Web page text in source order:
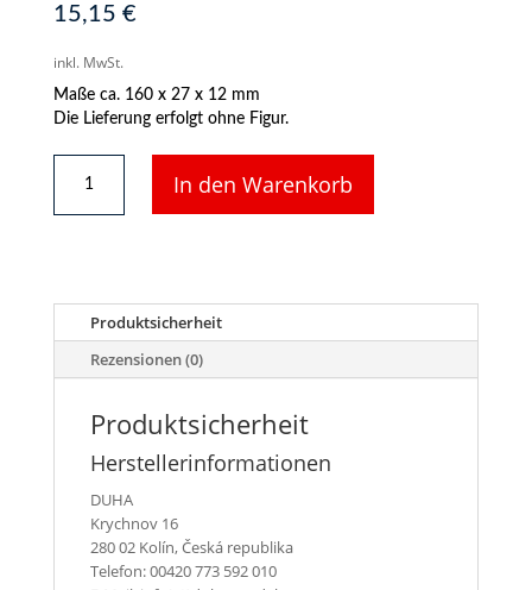
15,15 €
inkl. MwSt.
Maße ca. 160 x 27 x 12 mm
Die Lieferung erfolgt ohne Figur.
11425
-
Menge
In den Warenkorb
Produktsicherheit
Rezensionen (0)
Produktsicherheit
Herstellerinformationen
DUHA
Krychnov 16
280 02 Kolín, Česká republika
Telefon: 00420 773 592 010